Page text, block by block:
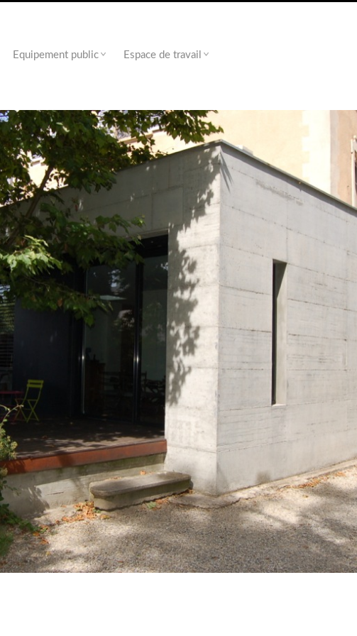
Equipement public Espace de travail